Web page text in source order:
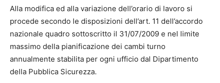
Alla modifica ed alla variazione dell’orario di lavoro si
procede secondo le disposizioni dell’art. 11 dell’accordo
nazionale quadro sottoscritto il 31/07/2009 e nel limite
massimo della pianificazione dei cambi turno
annualmente stabilita per ogni ufficio dal Dipartimento
della Pubblica Sicurezza.